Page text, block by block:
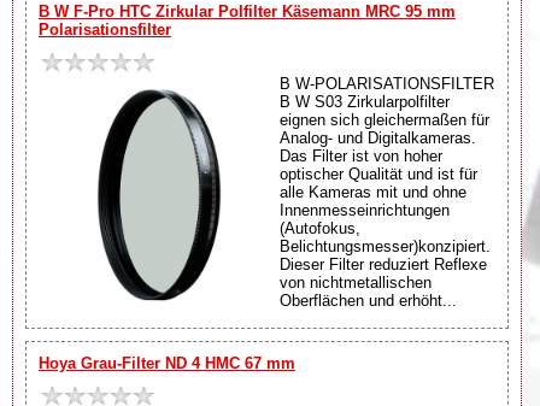
B W F-Pro HTC Zirkular Polfilter Käsemann MRC 95 mm
Polarisationsfilter
B W-POLARISATIONSFILTER
B W S03 Zirkularpolfilter
eignen sich gleichermaßen für
Analog- und Digitalkameras.
Das Filter ist von hoher
optischer Qualität und ist für
alle Kameras mit und ohne
Innenmesseinrichtungen
(Autofokus,
Belichtungsmesser)konzipiert.
Dieser Filter reduziert Reflexe
von nichtmetallischen
Oberflächen und erhöht...
Hoya Grau-Filter ND 4 HMC 67 mm